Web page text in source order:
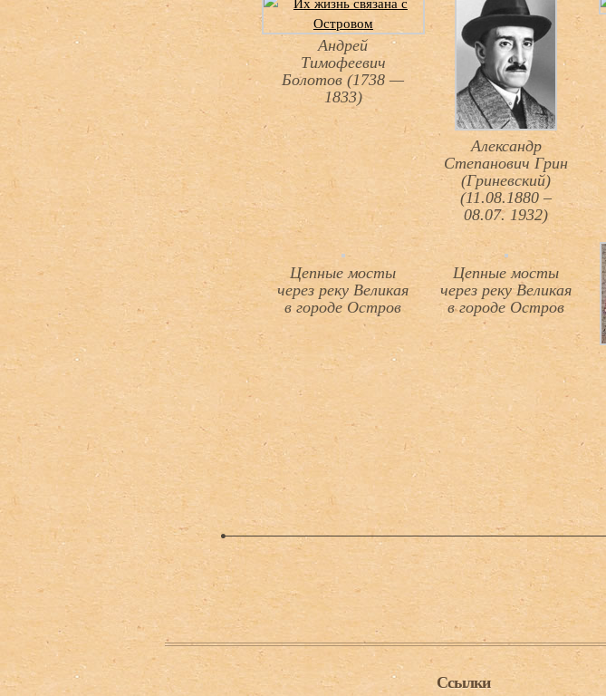
Андрей
Тимофеевич
Болотов (1738 —
1833)
Александр
Степанович Грин
(Гриневский)
(11.08.1880 –
08.07. 1932)
Цепные мосты
через реку Великая
в городе Остров
Цепные мосты
через реку Великая
в городе Остров
Ссылки